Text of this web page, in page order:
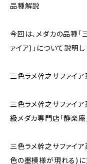
品種解説
今回は、メダカの品種
ァイア)」について説明し
三色ラメ幹之サファイ
三色ラメ幹之サファイ
級メダカ専門店「静楽庵
三色ラメ幹之サファイ
色の墨模様が現れる)に